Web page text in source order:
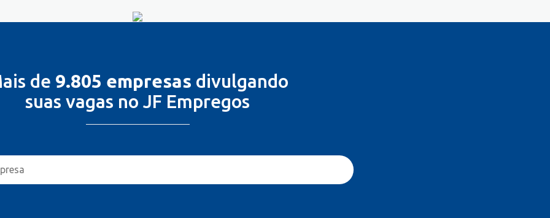
de 9.805 empresas divulgando
suas vagas no JF Empregos